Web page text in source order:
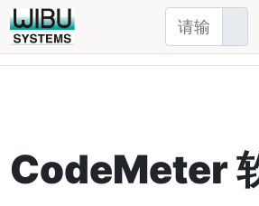
首页
软授权
CodeMeter